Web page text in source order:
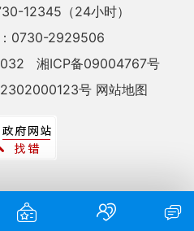
12345（24小时）
0730-2929506
湘ICP备09004767号
号 网站地图